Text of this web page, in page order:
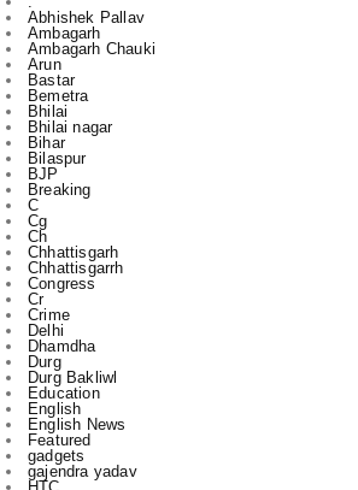
Bastar
Bemetra
Bhilai
Bhilai nagar
Bihar
Bilaspur
BJP
Breaking
C
Cg
Ch
Chhattisgarh
Chhattisgarrh
Congress
Cr
Crime
Delhi
Dhamdha
Durg
Durg Bakliwl
Education
English
English News
Featured
gadgets
gajendra yadav
HTC
Inda
Indai
Indi
India